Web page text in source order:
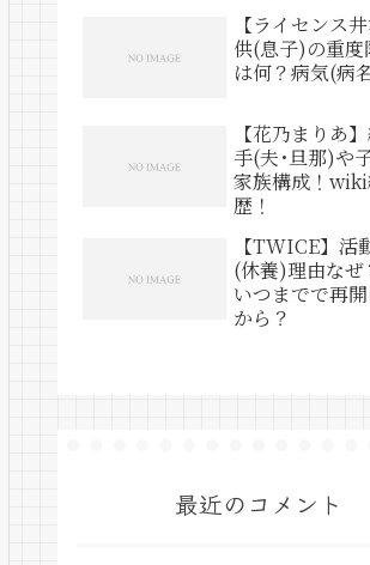
【ライセンス
供(息子)の重度
は何？病気(病
【花乃まりあ
手(夫･旦那)や
家族構成！
歴！
【TWICE】活
(休養)理由なぜ
いつまでで再
から？
最近のコメント